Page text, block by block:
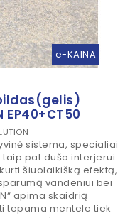
e-KAINA
EP40+CT50
sistema, specialiai
pat dušo interjerui
šiuolaikišką efektą,
vandeniui bei
apima skaidrią
tepama mentele tiek